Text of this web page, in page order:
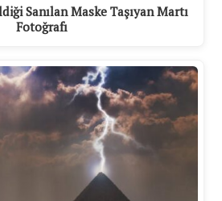
Sanılan Maske Taşıyan Martı
Fotoğrafı